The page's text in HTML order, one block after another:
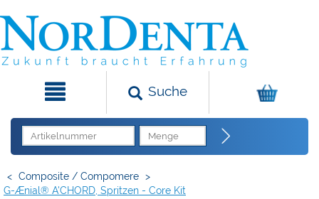
Suche
< Composite / Compomere >
G-Ænial® A'CHORD, Spritzen - Core Kit